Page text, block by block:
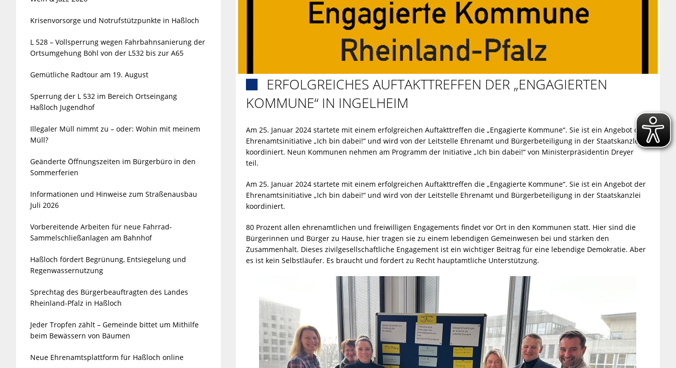
ERFOLGREICHES AUFTAKTTREFFEN DER „ENGAGIERTEN
KOMMUNE“ IN INGELHEIM
Am 25. Januar 2024 startete mit einem erfolgreichen Auftakttreffen die „Engagierte Kommune“. Sie ist ein Angebot der
Ehrenamtsinitiative „Ich bin dabei!“ und wird von der Leitstelle Ehrenamt und Bürgerbeteiligung in der Staatskanzlei
koordiniert. Neun Kommunen nehmen am Programm der Initiative „Ich bin dabei!“ von Ministerpräsidentin Dreyer
teil.
Am 25. Januar 2024 startete mit einem erfolgreichen Auftakttreffen die „Engagierte Kommune“. Sie ist ein Angebot der
Ehrenamtsinitiative „Ich bin dabei!“ und wird von der Leitstelle Ehrenamt und Bürgerbeteiligung in der Staatskanzlei
koordiniert.
80 Prozent allen ehrenamtlichen und freiwilligen Engagements findet vor Ort in den Kommunen statt. Hier sind die
Bürgerinnen und Bürger zu Hause, hier tragen sie zu einem lebendigen Gemeinwesen bei und stärken den
Zusammenhalt. Dieses zivilgesellschaftliche Engagement ist ein wichtiger Beitrag für eine lebendige Demokratie. Aber
es ist kein Selbstläufer. Es braucht und fordert zu Recht hauptamtliche Unterstützung.
Krisenvorsorge und Notrufstützpunkte in Haßloch
L 528 – Vollsperrung wegen Fahrbahnsanierung der
Ortsumgehung Böhl von der L532 bis zur A65
Gemütliche Radtour am 19. August
Sperrung der L 532 im Bereich Ortseingang
Haßloch Jugendhof
Illegaler Müll nimmt zu – oder: Wohin mit meinem
Müll?
Geänderte Öffnungszeiten im Bürgerbüro in den
Sommerferien
Informationen und Hinweise zum Straßenausbau
Juli 2026
Vorbereitende Arbeiten für neue Fahrrad-
Sammelschließanlagen am Bahnhof
Haßloch fördert Begrünung, Entsiegelung und
Regenwassernutzung
Sprechtag des Bürgerbeauftragten des Landes
Rheinland-Pfalz in Haßloch
Jeder Tropfen zählt – Gemeinde bittet um Mithilfe
beim Bewässern von Bäumen
Neue Ehrenamtsplattform für Haßloch online